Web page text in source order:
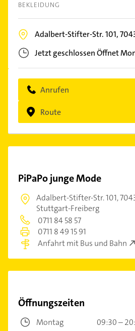
BEKLEIDUNG
Adalbert-Stifter-Str. 101,
Jetzt geschlossenÖffnet
Anrufen
Route
PiPaPo junge Mode
Adalbert-Stifter-Str. 101,
Stuttgart-Freiberg
0711 84 58 57
0711 8 49 15 91
Anfahrt mit Bus und Bahn
Öffnungszeiten
Montag
09:30 –